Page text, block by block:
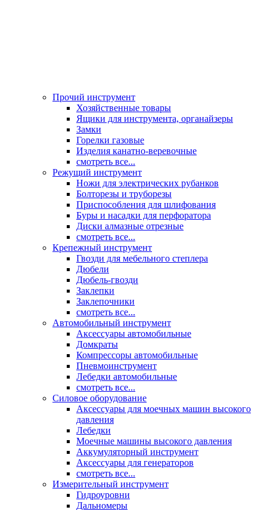
Прочий инструмент
Хозяйственные товары
Ящики для инструмента, органайзеры
Замки
Горелки газовые
Изделия канатно-веревочные
смотреть все...
Режущий инструмент
Ножи для электрических рубанков
Болторезы и труборезы
Приспособления для шлифования
Буры и насадки для перфоратора
Диски алмазные отрезные
смотреть все...
Крепежный инструмент
Гвозди для мебельного степлера
Дюбели
Дюбель-гвозди
Заклепки
Заклепочники
смотреть все...
Автомобильный инструмент
Аксессуары автомобильные
Домкраты
Компрессоры автомобильные
Пневмоинструмент
Лебедки автомобильные
смотреть все...
Силовое оборудование
Аксессуары для моечных машин высокого
давления
Лебедки
Моечные машины высокого давления
Аккумуляторный инструмент
Аксессуары для генераторов
смотреть все...
Измерительный инструмент
Гидроуровни
Дальномеры